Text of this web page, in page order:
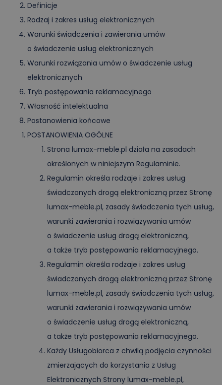
KATEGORIE MENU
Meble wypoczynkowe
SALON
SYPIALNIA
JADALNIA
Według rodzaju mebli
Meble do 10 dni
KOSZYK 0ZŁ
Definicje
Rodzaj i zakres usług elektronicznych
Warunki świadczenia i zawierania umów
o świadczenie usług elektronicznych
Warunki rozwiązania umów o świadczenie usług
elektronicznych
Tryb postępowania reklamacyjnego
Własność intelektualna
Postanowienia końcowe
POSTANOWIENIA OGÓLNE
Strona lumax-meble.pl działa na zasadach
określonych w niniejszym Regulaminie.
Regulamin określa rodzaje i zakres usług
świadczonych drogą elektroniczną przez Stronę
lumax-meble.pl, zasady świadczenia tych usług,
warunki zawierania i rozwiązywania umów
o świadczenie usług drogą elektroniczną,
a także tryb postępowania reklamacyjnego.
Regulamin określa rodzaje i zakres usług
świadczonych drogą elektroniczną przez Stronę
lumax-meble.pl, zasady świadczenia tych usług,
warunki zawierania i rozwiązywania umów
o świadczenie usług drogą elektroniczną,
a także tryb postępowania reklamacyjnego.
Każdy Usługobiorca z chwilą podjęcia czynności
zmierzających do korzystania z Usług
Elektronicznych Strony lumax-meble.pl,